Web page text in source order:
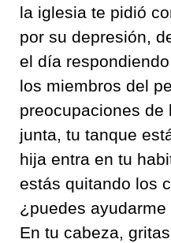
la iglesia te pidió
por su depresión,
el día
los miembros del
preocupaciones de
junta, tu tanque
hija entra en tu
estás quitando los
¿puedes ayudarme
En tu cabeza,